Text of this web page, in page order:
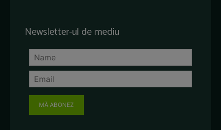
Newsletter-ul de mediu
MĂ ABONEZ